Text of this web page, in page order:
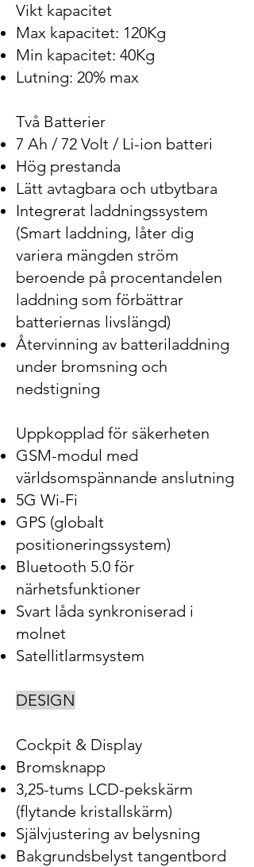
Vikt kapacitet
Max kapacitet: 120Kg
Min kapacitet: 40Kg
Lutning: 20% max
Två Batterier
7 Ah / 72 Volt / Li-ion batteri
Hög prestanda
Lätt avtagbara och utbytbara
Integrerat laddningssystem
(Smart laddning, låter dig
variera mängden ström
beroende på procentandelen
laddning som förbättrar
batteriernas livslängd)
Återvinning av batteriladdning
under bromsning och
nedstigning
Uppkopplad för säkerheten
GSM-modul med
världsomspännande anslutning
5G Wi-Fi
GPS (globalt
positioneringssystem)
Bluetooth 5.0 för
närhetsfunktioner
Svart låda synkroniserad i
molnet
Satellitlarmsystem
DESIGN
Cockpit & Display
Bromsknapp
3,25-tums LCD-pekskärm
(flytande kristallskärm)
Självjustering av belysning
Bakgrundsbelyst tangentbord